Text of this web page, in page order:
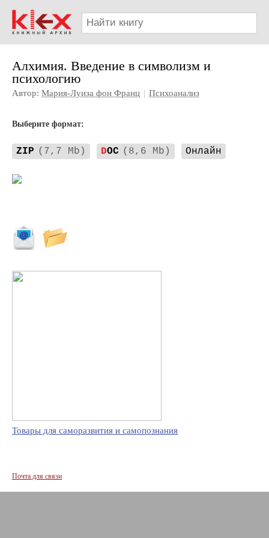
Алхимия. Введение в символизм и
психологию
Автор: Мария-Луиза фон Франц | Психоанализ
Выберите формат:
ZIP (7,7 Mb) DOC (8,6 Mb) Онлайн
Товары для саморазвития и самопознания
Почта для связи